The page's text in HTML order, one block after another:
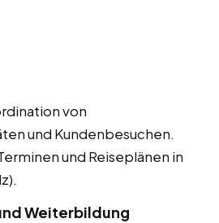
von
und Kundenbesuchen.
und Reiseplänen in
Weiterbildung